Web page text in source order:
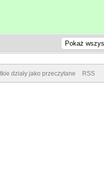
działy jako przeczytane RSS